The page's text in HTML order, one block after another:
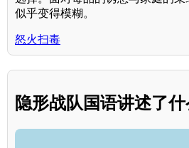
似乎变得模糊。
怒火扫毒
隐形战队国语讲述了